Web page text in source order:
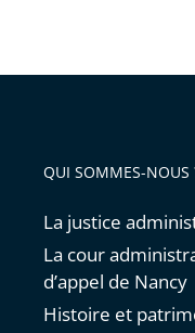
QUI SOMMES-NOUS
La justice
La cour
d’appel de Nancy
Histoire et